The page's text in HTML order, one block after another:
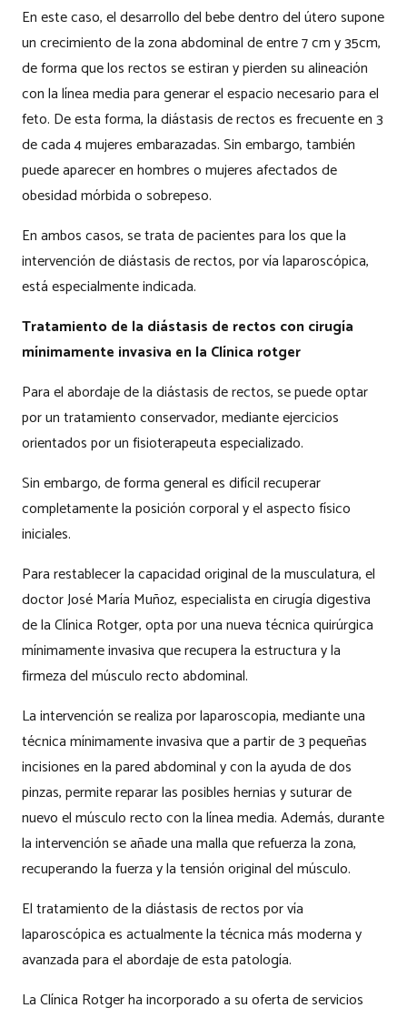
En este caso, el desarrollo del bebe dentro del útero supone
un crecimiento de la zona abdominal de entre 7 cm y 35cm,
de forma que los rectos se estiran y pierden su alineación
con la línea media para generar el espacio necesario para el
feto. De esta forma, la diástasis de rectos es frecuente en 3
de cada 4 mujeres embarazadas. Sin embargo, también
puede aparecer en hombres o mujeres afectados de
obesidad mórbida o sobrepeso.
En ambos casos, se trata de pacientes para los que la
intervención de diástasis de rectos, por vía laparoscópica,
está especialmente indicada.
Tratamiento de la diástasis de rectos con cirugía
mínimamente invasiva en la Clínica rotger
Para el abordaje de la diástasis de rectos, se puede optar
por un tratamiento conservador, mediante ejercicios
orientados por un fisioterapeuta especializado.
Sin embargo, de forma general es difícil recuperar
completamente la posición corporal y el aspecto físico
iniciales.
Para restablecer la capacidad original de la musculatura, el
doctor José María Muñoz, especialista en cirugía digestiva
de la Clínica Rotger, opta por una nueva técnica quirúrgica
mínimamente invasiva que recupera la estructura y la
firmeza del músculo recto abdominal.
La intervención se realiza por laparoscopia, mediante una
técnica mínimamente invasiva que a partir de 3 pequeñas
incisiones en la pared abdominal y con la ayuda de dos
pinzas, permite reparar las posibles hernias y suturar de
nuevo el músculo recto con la línea media. Además, durante
la intervención se añade una malla que refuerza la zona,
recuperando la fuerza y la tensión original del músculo.
El tratamiento de la diástasis de rectos por vía
laparoscópica es actualmente la técnica más moderna y
avanzada para el abordaje de esta patología.
La Clínica Rotger ha incorporado a su oferta de servicios